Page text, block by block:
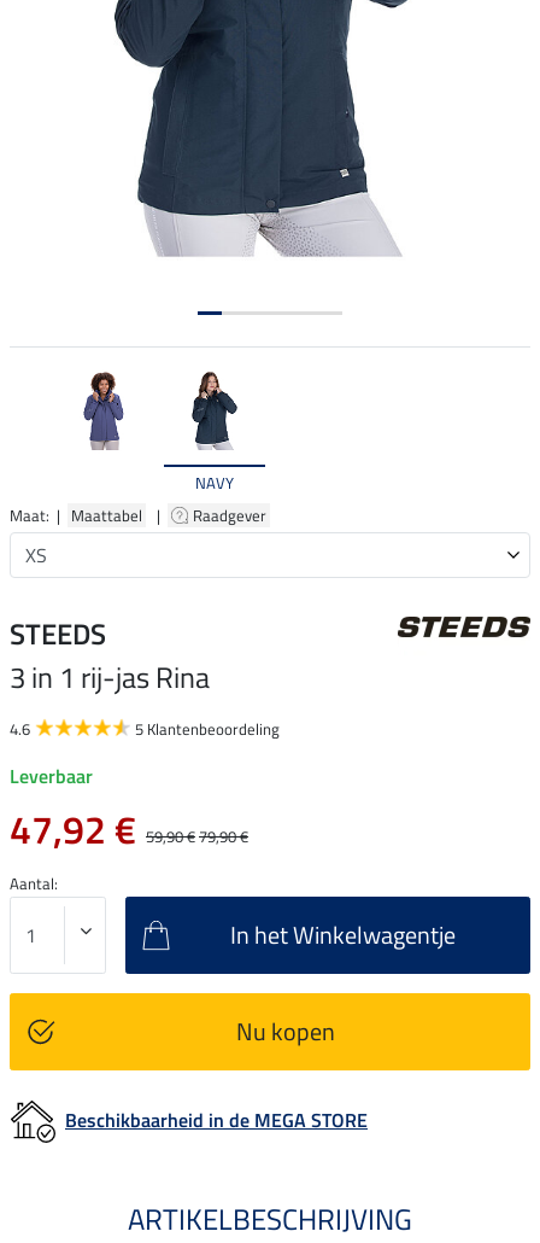
NAVY
Maat: | Maattabel | Raadgever
STEEDS
3 in 1 rij-jas Rina
4.6 5 Klantenbeoordeling
Leverbaar
47,92 € 59,90 €79,90 €
Aantal:
In het Winkelwagentje
Nu kopen
Beschikbaarheid in de MEGA STORE
ARTIKELBESCHRIJVING